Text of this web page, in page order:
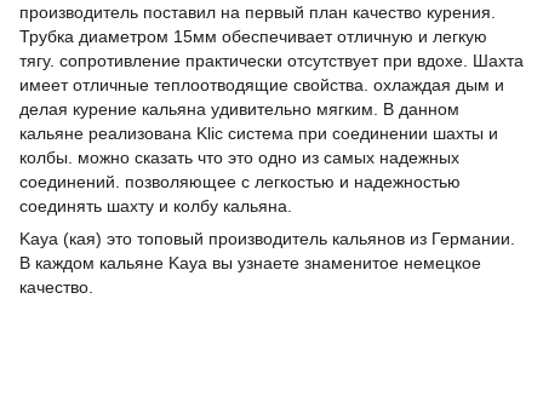
производитель поставил на первый план качество курения.
Трубка диаметром 15мм обеспечивает отличную и легкую
тягу. сопротивление практически отсутствует при вдохе. Шахта
имеет отличные теплоотводящие свойства. охлаждая дым и
делая курение кальяна удивительно мягким. В данном
кальяне реализована Klic система при соединении шахты и
колбы. можно сказать что это одно из самых надежных
соединений. позволяющее с легкостью и надежностью
соединять шахту и колбу кальяна.
Kaya (кая) это топовый производитель кальянов из Германии.
В каждом кальяне Kaya вы узнаете знаменитое немецкое
качество.